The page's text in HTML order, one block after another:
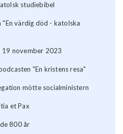
studiebibel
"En värdig död - katolska
november 2023
"En kristens resa"
mötte socialministern
et Pax
800 år